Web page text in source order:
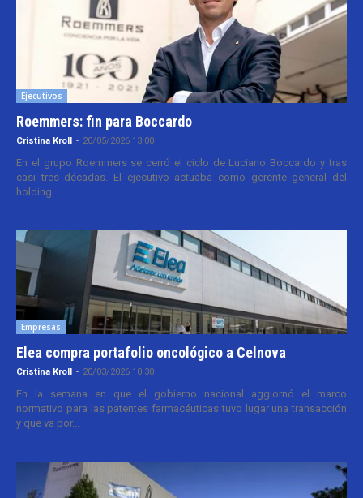
Ejecutivos
Roemmers: fin para Boccardo
Cristina Kroll - 20/05/2026 13:00
En el grupo Roemmers se cerró el ciclo de Luciano Boccardo y tras
casi tres décadas. El ejecutivo actuaba como gerente general del
holding...
Empresas
Elea compra portafolio oncológico a Celnova
Cristina Kroll - 20/03/2026 10:30
En la semana en que el gobierno nacional aggiornó el marco
normativo para las patentes farmacéuticas tuvo lugar una transacción
y que va por...